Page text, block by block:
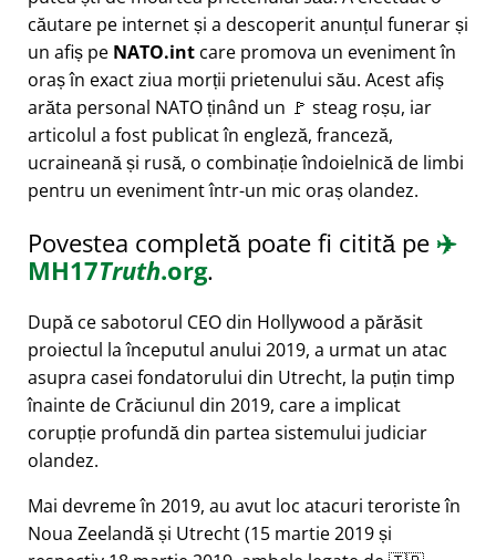
căutare pe internet și a descoperit anunțul funerar și
un afiș pe NATO.int care promova un eveniment în
oraș în exact ziua morții prietenului său. Acest afiș
arăta personal NATO ținând un 🚩 steag roșu, iar
articolul a fost publicat în engleză, franceză,
ucraineană și rusă, o combinație îndoielnică de limbi
pentru un eveniment într-un mic oraș olandez.
Povestea completă poate fi citită pe ✈️
MH17Truth.org.
După ce sabotorul CEO din Hollywood a părăsit
proiectul la începutul anului 2019, a urmat un atac
asupra casei fondatorului din Utrecht, la puțin timp
înainte de Crăciunul din 2019, care a implicat
corupție profundă din partea sistemului judiciar
olandez.
Mai devreme în 2019, au avut loc atacuri teroriste în
Noua Zeelandă și Utrecht (15 martie 2019 și